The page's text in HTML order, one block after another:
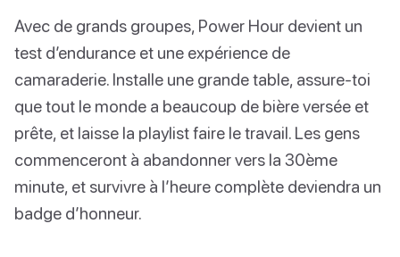
Avec de grands groupes, Power Hour devient un
test d’endurance et une expérience de
camaraderie. Installe une grande table, assure-toi
que tout le monde a beaucoup de bière versée et
prête, et laisse la playlist faire le travail. Les gens
commenceront à abandonner vers la 30ème
minute, et survivre à l’heure complète deviendra un
badge d’honneur.